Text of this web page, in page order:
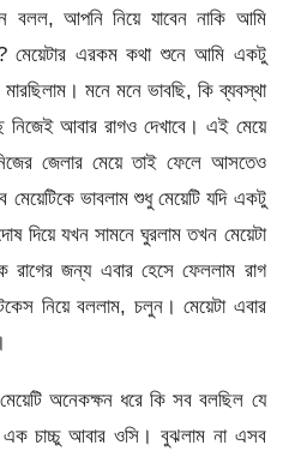
বলল, আপনি নিয়ে যাবেন নাকি আমি
মেয়েটার এরকম কথা শুনে আমি একটু
মনে মনে ভাবছি, কি ব্যবস্থা
নিজেই আবার রাগও দেখাবে। এই মেয়ে
জেলার মেয়ে তাই ফেলে আসতেও
ভাবলাম শুধু মেয়েটি যদি একটু
দিয়ে যখন সামনে ঘুরলাম তখন মেয়েটা
জন্য এবার হেসে ফেললাম রাগ
নিয়ে বললাম, চলুন। মেয়েটা এবার
অনেকক্ষন ধরে কি সব বলছিল যে
এক চাচ্চু আবার ওসি। বুঝলাম না এসব